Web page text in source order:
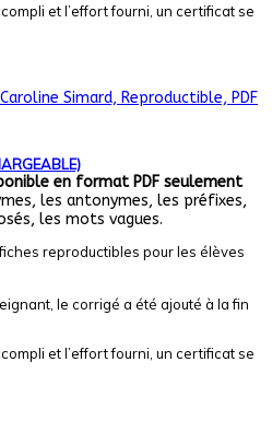
et l’effort fourni, un certificat se
en format PDF seulement
les antonymes, les préfixes,
les mots vagues.
reproductibles pour les élèves
le corrigé a été ajouté à la fin
et l’effort fourni, un certificat se